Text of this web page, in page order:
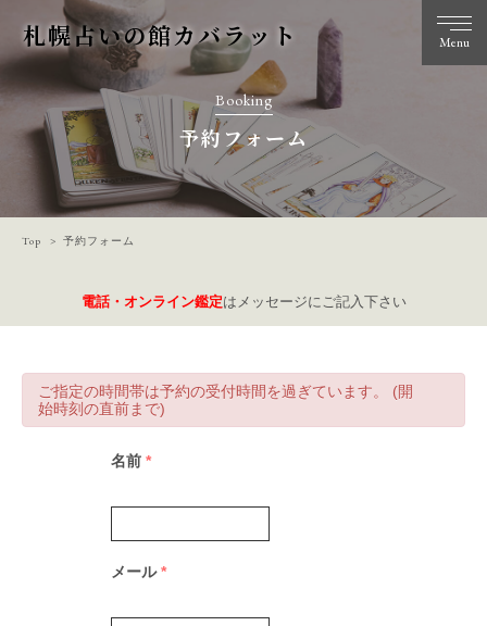
札幌占いの館カバラット Menu
Booking
予約フォーム
Top 予約フォーム
電話・オンライン鑑定はメッセージにご記入下さい
ご指定の時間帯は予約の受付時間を過ぎています。 (開
始時刻の直前まで)
名前 *
メール *